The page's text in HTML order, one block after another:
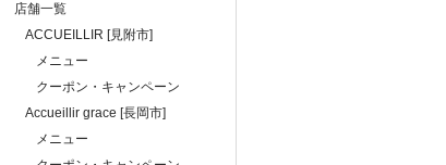
店舗一覧
ACCUEILLIR [見附市]
メニュー
クーポン・キャンペーン
Accueillir grace [長岡市]
メニュー